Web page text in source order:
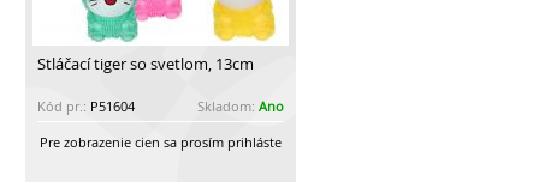
Stláčací tiger so svetlom, 13cm
Kód pr.: P51604 Skladom: Ano
Pre zobrazenie cien sa prosím prihláste